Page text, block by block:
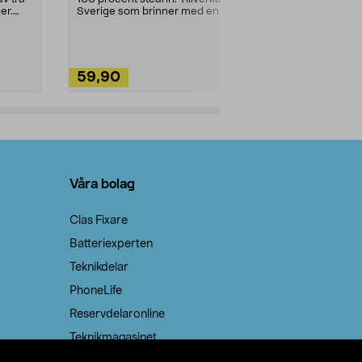
Sverige som brinner med en
59,90
Våra bolag
Clas Fixare
Batteriexperten
Teknikdelar
PhoneLife
Reservdelaronline
Teknikmagasinet